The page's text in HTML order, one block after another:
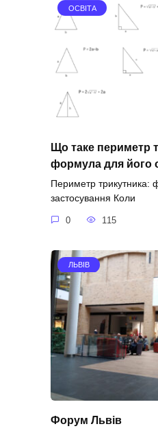
ОСВІТА
Що таке периметр
формула для його
Периметр трикутника:
застосування Коли
0 115
ЛЬВІВ
Форум Львів